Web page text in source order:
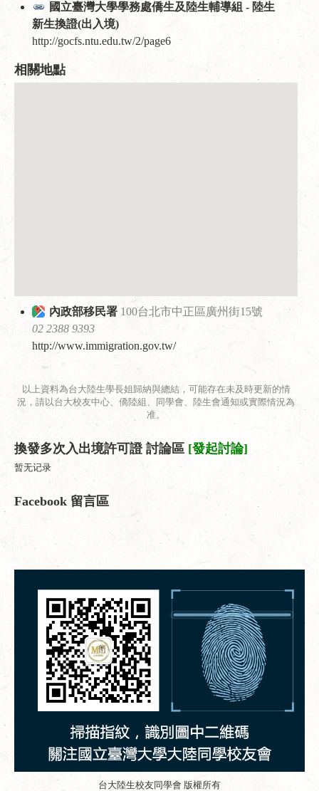
國立臺灣大學學務處僑生及陸生輔導組 - 陸生
新生換證(出入境)
http://gocfs.ntu.edu.tw/2/page6
相關地點
內政部移民署 100台北市中正區廣州街15號
02 2388 9393
http://www.immigration.gov.tw/
以上資料為台大陸生學長姐歸納與總結，可能存在未及時更新的情
況，請以台大校友中心、僑陸組、同學會、陸生會通知或實際情況為
准。
換發多次入出境許可證 討論區 [發起討論]
暂无记录
Facebook 留言區
台大陸生校友同學會 版權所有